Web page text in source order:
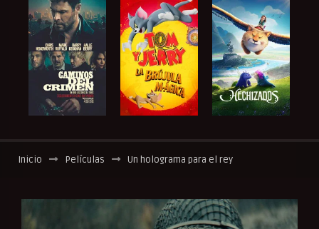
Inicio Películas Un holograma para el rey